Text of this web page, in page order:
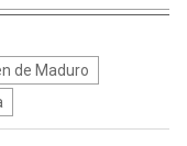
de Maduro